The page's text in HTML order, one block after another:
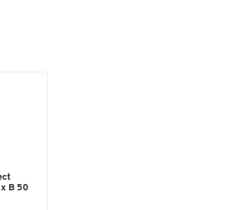
[mm]
[mm]
[mm]
x B 50